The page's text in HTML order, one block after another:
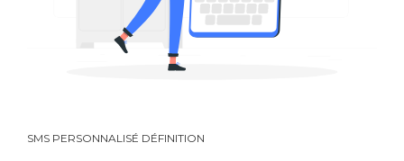
SMS PERSONNALISÉ DÉFINITION